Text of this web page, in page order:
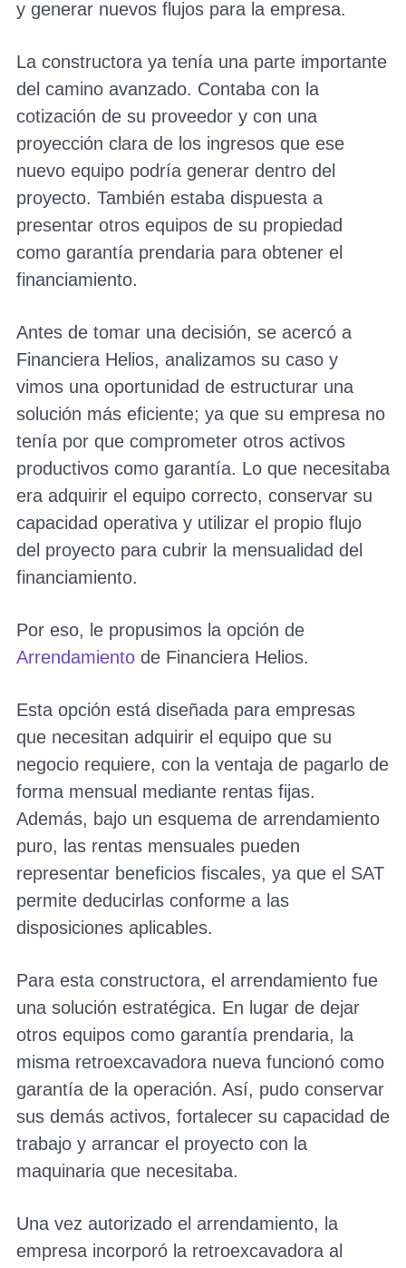
y generar nuevos flujos para la empresa.
La constructora ya tenía una parte importante
del camino avanzado. Contaba con la
cotización de su proveedor y con una
proyección clara de los ingresos que ese
nuevo equipo podría generar dentro del
proyecto. También estaba dispuesta a
presentar otros equipos de su propiedad
como garantía prendaria para obtener el
financiamiento.
Antes de tomar una decisión, se acercó a
Financiera Helios, analizamos su caso y
vimos una oportunidad de estructurar una
solución más eficiente; ya que su empresa no
tenía por que comprometer otros activos
productivos como garantía. Lo que necesitaba
era adquirir el equipo correcto, conservar su
capacidad operativa y utilizar el propio flujo
del proyecto para cubrir la mensualidad del
financiamiento.
Por eso, le propusimos la opción de
Arrendamientode Financiera Helios.
Esta opción está diseñada para empresas
que necesitan adquirir el equipo que su
negocio requiere, con la ventaja de pagarlo de
forma mensual mediante rentas fijas.
Además, bajo un esquema de arrendamiento
puro, las rentas mensuales pueden
representar beneficios fiscales, ya que el SAT
permite deducirlas conforme a las
disposiciones aplicables.
Para esta constructora, el arrendamiento fue
una solución estratégica. En lugar de dejar
otros equipos como garantía prendaria, la
misma retroexcavadora nueva funcionó como
garantía de la operación. Así, pudo conservar
sus demás activos, fortalecer su capacidad de
trabajo y arrancar el proyecto con la
maquinaria que necesitaba.
Una vez autorizado el arrendamiento, la
empresa incorporó la retroexcavadora al